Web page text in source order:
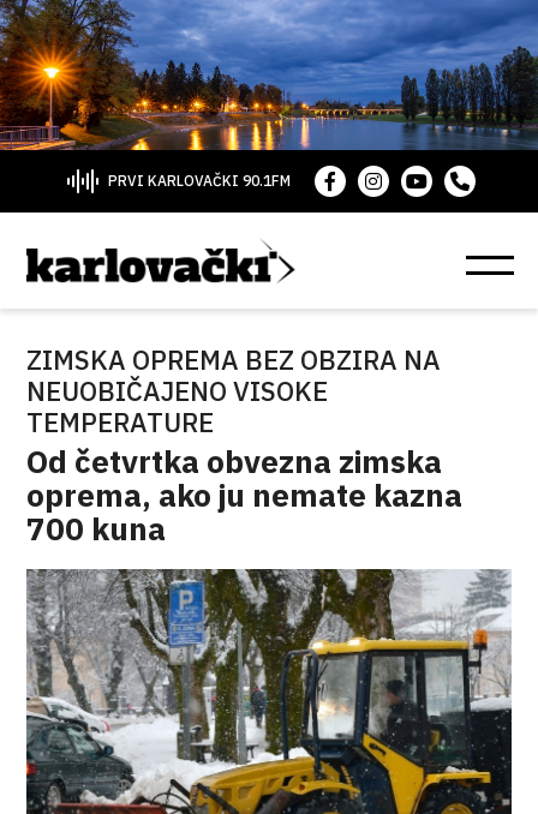
PRVI KARLOVAČKI 90.1FM
ZIMSKA OPREMA BEZ OBZIRA NA
NEUOBIČAJENO VISOKE
TEMPERATURE
Od četvrtka obvezna zimska
oprema, ako ju nemate kazna
700 kuna